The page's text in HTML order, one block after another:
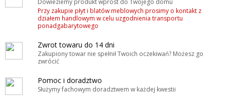
Przy zakupie płyt i blatów meblowych prosimy o kontakt z
działem handlowym w celu uzgodnienia transportu
ponadgabarytowego
Zwrot towaru do 14 dni
Zakupiony towar nie spełnił Twoich oczekiwań? Możesz go
zwrócić
Pomoc i doradztwo
Służymy fachowym doradztwem w każdej kwestii